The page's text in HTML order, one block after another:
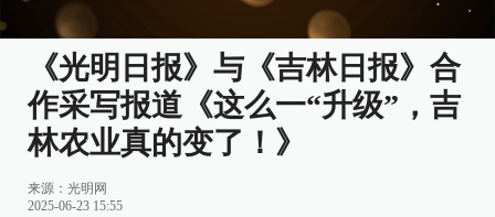
《光明日报》与《吉林日报》合
作采写报道《这么一“升级”，吉
林农业真的变了！》
来源： 光明网
2025-06-23 15:55